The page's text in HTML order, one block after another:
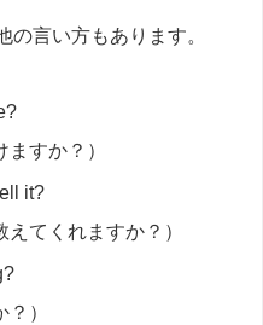
の言い方もあります。
ますか？）
it?
えてくれますか？）
）